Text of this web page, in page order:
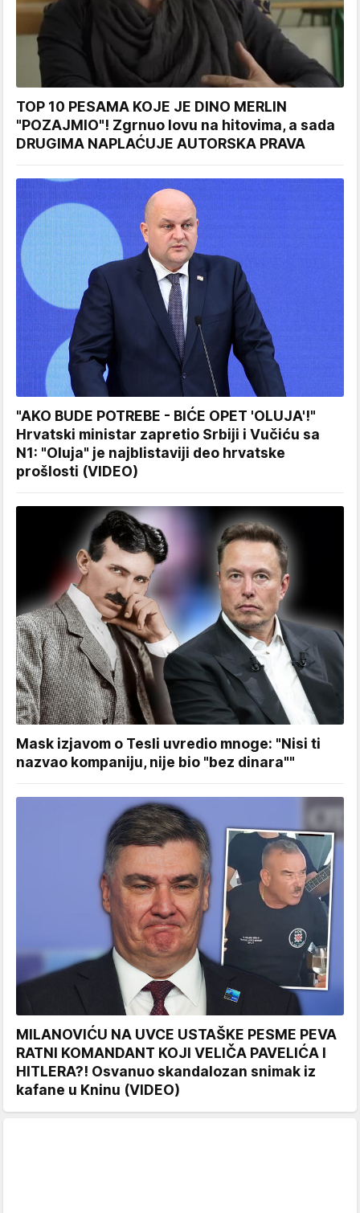
TOP 10 PESAMA KOJE JE DINO MERLIN
"POZAJMIO"! Zgrnuo lovu na hitovima, a sada
DRUGIMA NAPLAĆUJE AUTORSKA PRAVA
"AKO BUDE POTREBE - BIĆE OPET 'OLUJA'!"
Hrvatski ministar zapretio Srbiji i Vučiću sa
N1: "Oluja" je najblistaviji deo hrvatske
prošlosti (VIDEO)
Mask izjavom o Tesli uvredio mnoge: "Nisi ti
nazvao kompaniju, nije bio "bez dinara""
MILANOVIĆU NA UVCE USTAŠKE PESME PEVA
RATNI KOMANDANT KOJI VELIČA PAVELIĆA I
HITLERA?! Osvanuo skandalozan snimak iz
kafane u Kninu (VIDEO)